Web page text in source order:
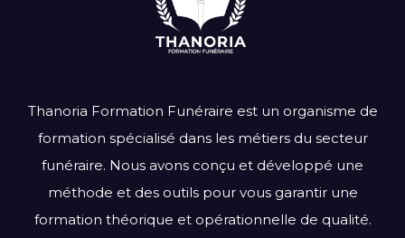
Thanoria Formation Funéraire est un organisme de
formation spécialisé dans les métiers du secteur
funéraire. Nous avons conçu et développé une
méthode et des outils pour vous garantir une
formation théorique et opérationnelle de qualité.